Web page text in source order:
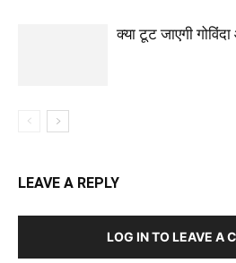
क्या टूट जाएगी
LEAVE A REPLY
LOG IN TO LEAVE A